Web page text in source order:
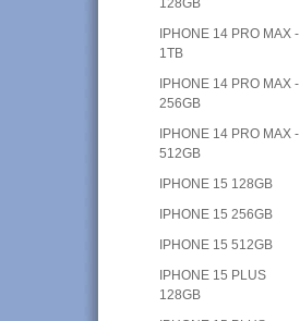
128GB
IPHONE 14 PRO MAX -
1TB
IPHONE 14 PRO MAX -
256GB
IPHONE 14 PRO MAX -
512GB
IPHONE 15 128GB
IPHONE 15 256GB
IPHONE 15 512GB
IPHONE 15 PLUS
128GB